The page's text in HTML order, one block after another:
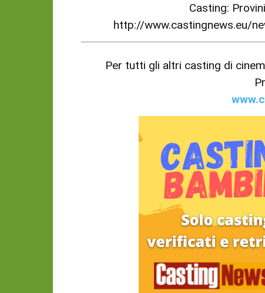
Casting:
http://www.castingnews.eu/
Per tutti gli altri casting di